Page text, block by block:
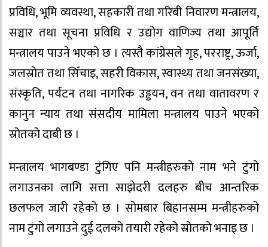
प्रविधि, भूमि व्यवस्था, सहकारी तथा गरिबी निवारण मन्त्रालय,
सञ्चार तथा सूचना प्रविधि र उद्योग वाणिज्य तथा आपूर्ति
मन्त्रालय पाउने भएको छ । त्यस्तै कांग्रेसले गृह, परराष्ट्र, ऊर्जा,
जलस्रोत तथा सिँचाइ, सहरी विकास, स्वास्थ्य तथा जनसंख्या,
संस्कृति, पर्यटन तथा नागरिक उड्डयन, वन तथा वातावरण र
कानुन न्याय तथा संसदीय मामिला मन्त्रालय पाउने भएको
स्रोतको दाबी छ ।
मन्त्रालय भागबण्डा टुंगिए पनि मन्त्रीहरुको नाम भने टुंगो
लगाउनका लागि सत्ता साझेदरी दलहरु बीच आन्तरिक
छलफल जारी रहेको छ । सोमबार बिहानसम्म मन्त्रीहरुको
नाम टुंगो लगाउने दुई दलको तयारी रहेको स्रोतको भनाइ छ ।